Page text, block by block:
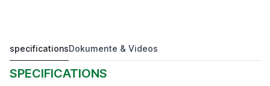
Adapter für Anzeigegerät
Preis auf Anfrage*
specificationsDokumente & Videos
SPECIFICATIONS